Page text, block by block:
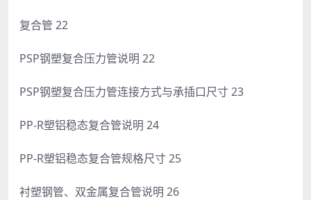
复合管 22
PSP钢塑复合压力管说明 22
PSP钢塑复合压力管连接方式与承插口尺寸 23
PP-R塑铝稳态复合管说明 24
PP-R塑铝稳态复合管规格尺寸 25
衬塑钢管、双金属复合管说明 26